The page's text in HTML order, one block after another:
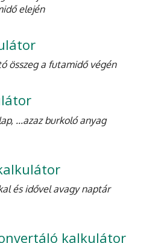
elején
összeg a futamidő végén
...azaz burkoló anyag
és idővel avagy naptár
kalkulátor